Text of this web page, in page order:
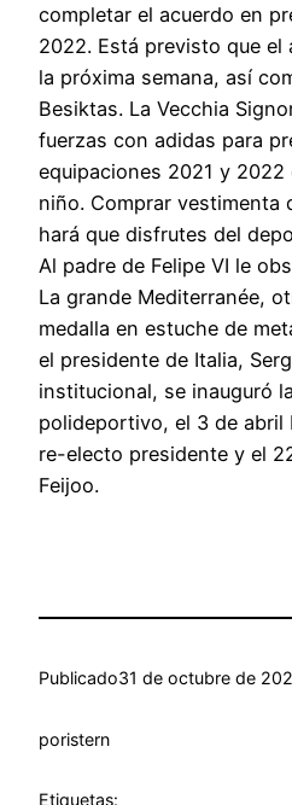
completar el acuerdo en
2022. Está previsto que el
la próxima semana, así
Besiktas. La Vecchia
fuerzas con adidas para
equipaciones 2021 y
niño. Comprar vestimenta
hará que disfrutes del
Al padre de Felipe VI le
La grande Mediterranée,
medalla en estuche de
el presidente de Italia,
institucional, se inauguró
polideportivo, el 3 de abril
re-electo presidente y el
Feijoo.
Publicado31 de octubre de
poristern
Etiquetas: